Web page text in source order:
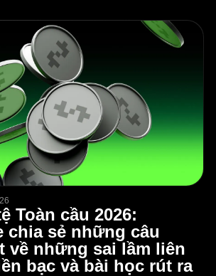
Toàn cầu 2026:
chia sẻ những câu
về những sai lầm liên
bạc và bài học rút ra